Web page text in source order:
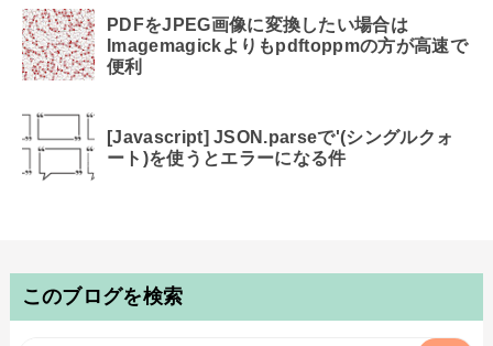
PDFをJPEG画像に変換したい場合は
Imagemagickよりもpdftoppmの方が高速で
便利
[Javascript] JSON.parseで'(シングルクォ
ート)を使うとエラーになる件
このブログを検索